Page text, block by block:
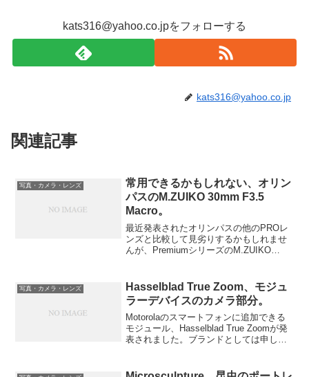
kats316@yahoo.co.jpをフォローする
kats316@yahoo.co.jp
関連記事
写真・カメラ・レンズ
常用できるかもしれない、オリン
パスのM.ZUIKO 30mm F3.5
Macro。
最近発表されたオリンパスの他のPROレ
ンズと比較して見劣りするかもしれませ
んが、PremiumシリーズのM.ZUIKO
60mm ...
写真・カメラ・レンズ
Hasselblad True Zoom、モジュ
ラーデバイスのカメラ部分。
Motorolaのスマートフォンに追加できる
モジュール、Hasselblad True Zoomが発
表されました。ブランドとしては申し分